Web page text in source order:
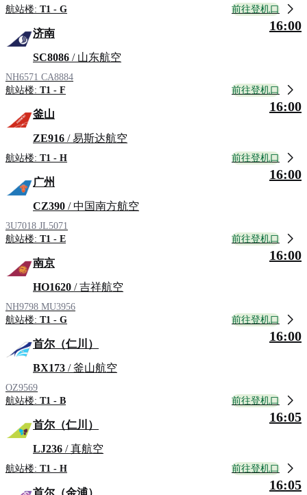
航站楼: T1 - G 前往登机口
济南
SC8086 / 山东航空
NH6571 CA8884
航站楼: T1 - F
16:00
前往登机口
釜山
ZE916 / 易斯达航空
航站楼: T1 - H
16:00
前往登机口
广州
CZ390 / 中国南方航空
3U7018 JL5071
航站楼: T1 - E
16:00
前往登机口
南京
HO1620 / 吉祥航空
NH9798 MU3956
航站楼: T1 - G
16:00
前往登机口
首尔（仁川）
BX173 / 釜山航空
OZ9569
航站楼: T1 - B
16:00
前往登机口
首尔（仁川）
LJ236 / 真航空
航站楼: T1 - H
16:05
前往登机口
16:05